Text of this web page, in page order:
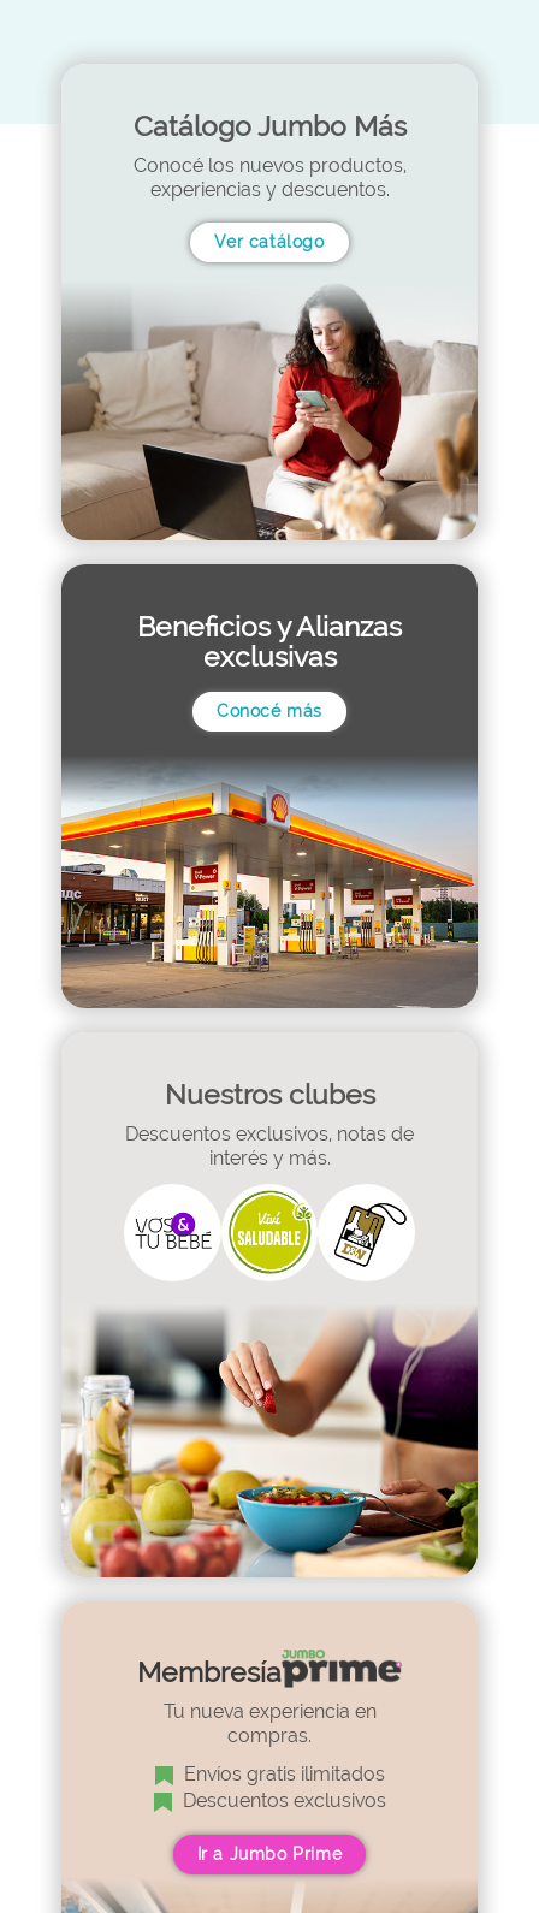
Catálogo Jumbo Más
Conocé los nuevos productos,
experiencias y descuentos.
Ver catálogo
Beneficios y Alianzas
exclusivas
Conocé más
Nuestros clubes
Descuentos exclusivos, notas de
interés y más.
Membresía
Tu nueva experiencia en
compras.
Envíos gratis ilimitados
Descuentos exclusivos
Ir a Jumbo Prime